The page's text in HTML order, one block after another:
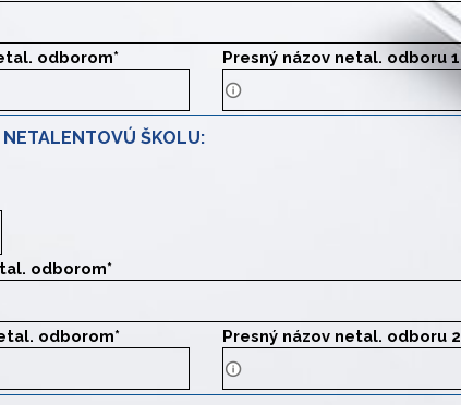
1. školy.
odborom*
1. školy.
Presný názov netal. odboru
Presný názov odboru 1. školy
ŠKOLU:
Zákonný zástupca určuje pri
odborom*
2. školy.
odborom*
2. školy.
Presný názov netal. odboru
Presný názov odboru 2. školy